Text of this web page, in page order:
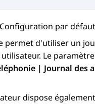
par
permet d'utiliser un
Le
| Journal des
dispose